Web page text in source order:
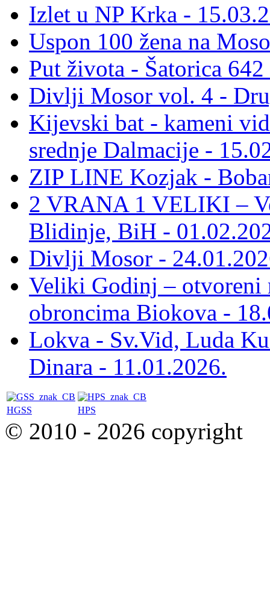
Izlet u NP Krka -
Uspon 100 žena na
Put života - Šatorica
Divlji Mosor vol. 4 -
Kijevski bat - kameni
srednje Dalmacije -
ZIP LINE Kozjak -
2 VRANA 1 VELIKI –
Blidinje, BiH -
Divlji Mosor -
Veliki Godinj – otvoreni
obroncima Biokova -
Lokva - Sv.Vid, Luda
Dinara - 11.01.2026.
HGSS HPS
© 2010 - 2026 copyright